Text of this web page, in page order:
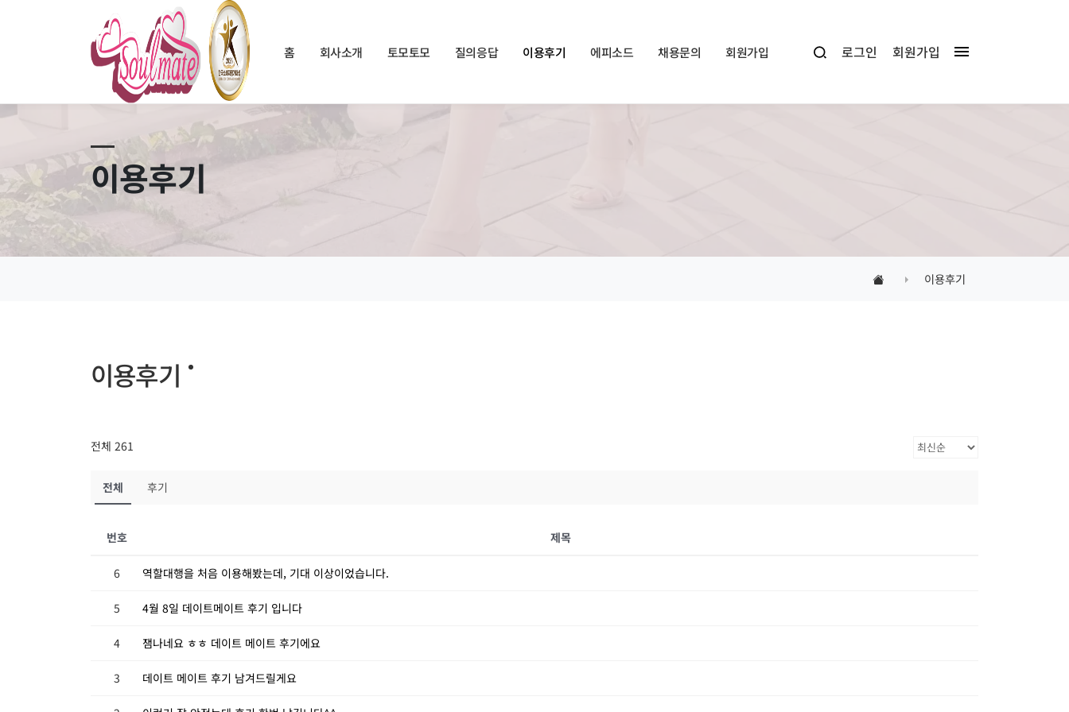
홈 회사소개 토모토모 질의응답 이용후기 에피소드 채용문의 회원가입 로그인 회원가입
이용후기
이용후기
이용후기
전체 261
전체 후기
번호 제목
6 역할대행을 처음 이용해봤는데, 기대 이상이었습니다.
5 4월 8일 데이트메이트 후기 입니다
4 잼나네요 ㅎㅎ 데이트 메이트 후기에요
3 데이트 메이트 후기 남겨드릴게요